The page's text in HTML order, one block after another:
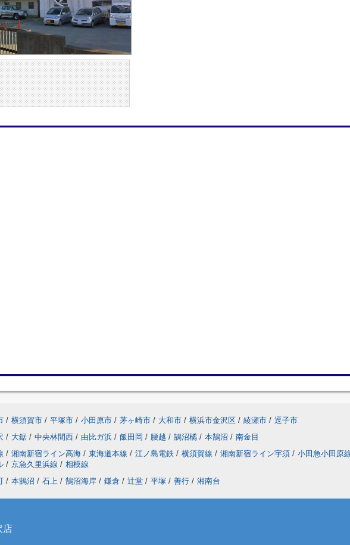
/ 横須賀市 / 平塚市 / 小田原市 / 茅ヶ崎市 / 大和市 / 横浜市金沢区 / 綾瀬市 / 逗子市
/ 大鋸 / 中央林間西 / 由比ガ浜 / 飯田岡 / 腰越 / 鵠沼橘 / 本鵠沼 / 南金目
/ 湘南新宿ライン高海 / 東海道本線 / 江ノ島電鉄 / 横須賀線 / 湘南新宿ライン宇須 / 小田急小田原
/ 京急久里浜線 / 相模線
/ 本鵠沼 / 石上 / 鵠沼海岸 / 鎌倉 / 辻堂 / 平塚 / 善行 / 湘南台
店